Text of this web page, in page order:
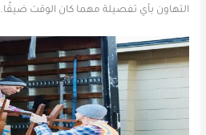
التهاون بأي تفصيلة مهما كان الوقت ضيقًا.